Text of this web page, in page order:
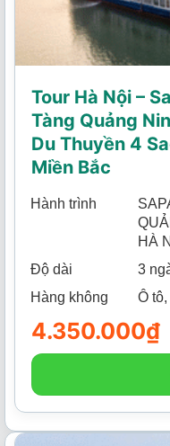
Tour Hà Nội –
Tàng Quảng
Du Thuyền 4
Miền Bắc
Hành trình
HÀ
Độ dài
3
Hàng không
Ô
4.350.000₫